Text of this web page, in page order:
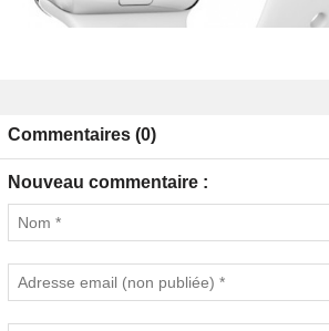
Commentaires (0)
Nouveau commentaire :